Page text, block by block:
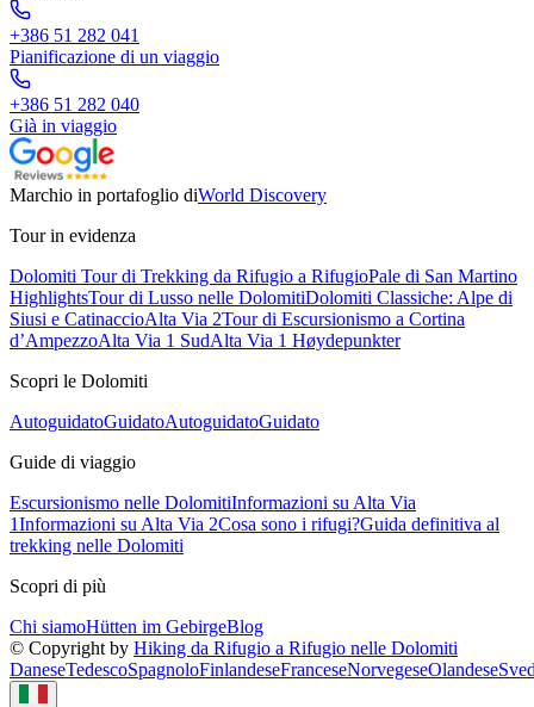
+386 51 282 041
Pianificazione di un viaggio
+386 51 282 040
Già in viaggio
Marchio in portafoglio diWorld Discovery
Tour in evidenza
Dolomiti Tour di Trekking da Rifugio a RifugioPale di San Martino
HighlightsTour di Lusso nelle DolomitiDolomiti Classiche: Alpe di
Siusi e CatinaccioAlta Via 2Tour di Escursionismo a Cortina
d’AmpezzoAlta Via 1 SudAlta Via 1 Høydepunkter
Scopri le Dolomiti
AutoguidatoGuidatoAutoguidatoGuidato
Guide di viaggio
Escursionismo nelle DolomitiInformazioni su Alta Via
1Informazioni su Alta Via 2Cosa sono i rifugi?Guida definitiva al
trekking nelle Dolomiti
Scopri di più
Chi siamoHütten im GebirgeBlog
© Copyright by Hiking da Rifugio a Rifugio nelle Dolomiti
DaneseTedescoSpagnoloFinlandeseFranceseNorvegeseOlandese